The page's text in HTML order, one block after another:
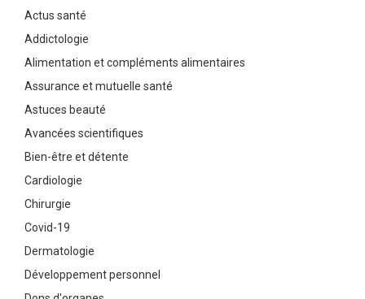
Actus santé
Addictologie
Alimentation et compléments alimentaires
Assurance et mutuelle santé
Astuces beauté
Avancées scientifiques
Bien-être et détente
Cardiologie
Chirurgie
Covid-19
Dermatologie
Développement personnel